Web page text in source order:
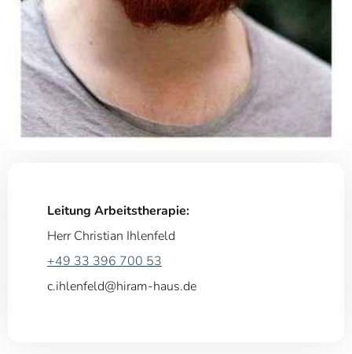
Leitung Arbeitstherapie:
Herr Christian Ihlenfeld
+49 33 396 700 53
c.ihlenfeld@hiram-haus.de